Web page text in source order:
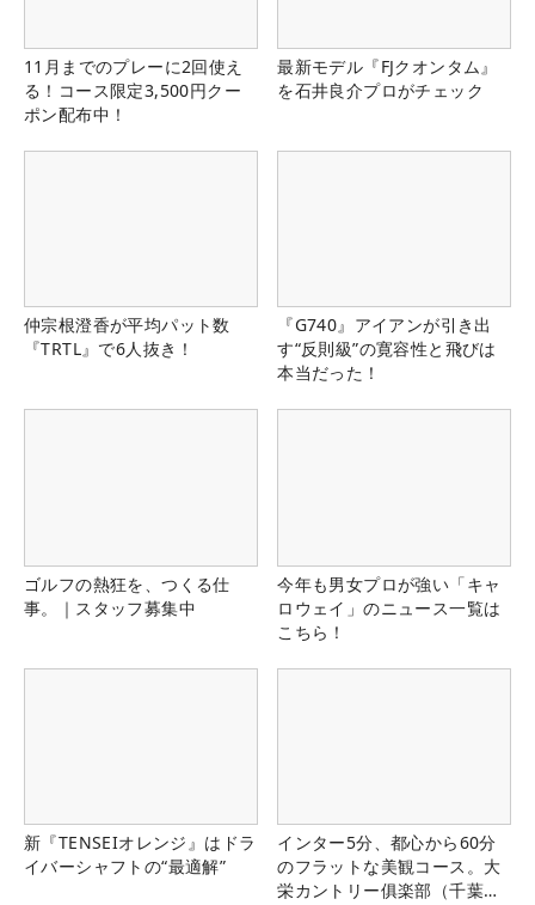
11月までのプレーに2回使え
る！コース限定3,500円クー
ポン配布中！
最新モデル『FJクオンタム』
を石井良介プロがチェック
仲宗根澄香が平均パット数
『TRTL』で6人抜き！
『G740』アイアンが引き出
す“反則級”の寛容性と飛びは
本当だった！
ゴルフの熱狂を、つくる仕
事。｜スタッフ募集中
今年も男女プロが強い「キャ
ロウェイ」のニュース一覧は
こちら！
新『TENSEIオレンジ』はドラ
イバーシャフトの“最適解”
インター5分、都心から60分
のフラットな美観コース。大
栄カントリー俱楽部（千葉